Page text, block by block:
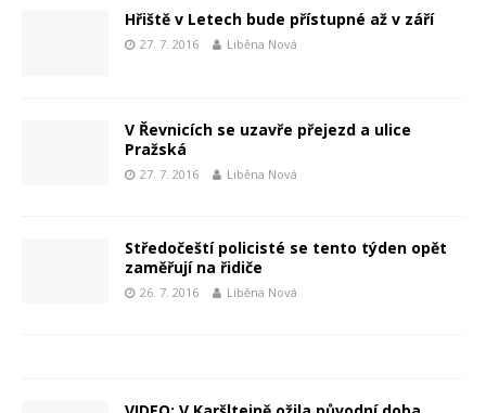
Hřiště v Letech bude přístupné až v září
27. 7. 2016 Liběna Nová
V Řevnicích se uzavře přejezd a ulice
Pražská
27. 7. 2016 Liběna Nová
Středočeští policisté se tento týden opět
zaměřují na řidiče
26. 7. 2016 Liběna Nová